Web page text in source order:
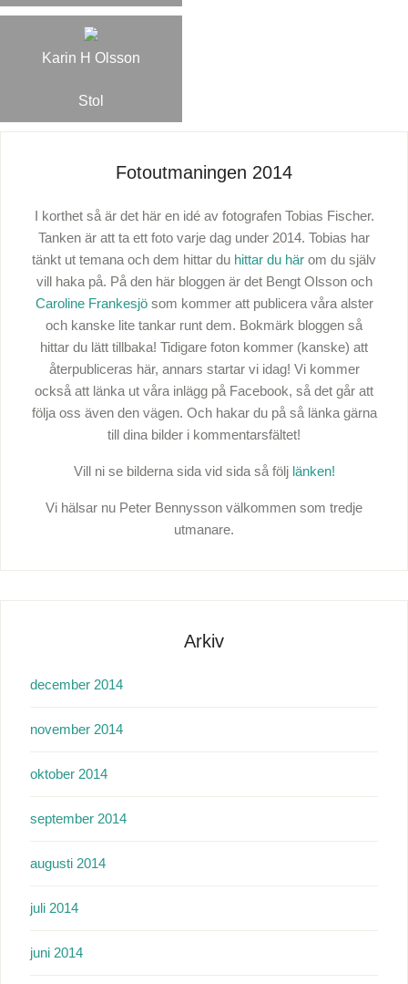
Karin H Olsson
Stol
Fotoutmaningen 2014
I korthet så är det här en idé av fotografen Tobias Fischer.
Tanken är att ta ett foto varje dag under 2014. Tobias har
tänkt ut temana och dem hittar du hittar du här om du själv
vill haka på. På den här bloggen är det Bengt Olsson och
Caroline Frankesjösom kommer att publicera våra alster
och kanske lite tankar runt dem. Bokmärk bloggen så
hittar du lätt tillbaka! Tidigare foton kommer (kanske) att
återpubliceras här, annars startar vi idag! Vi kommer
också att länka ut våra inlägg på Facebook, så det går att
följa oss även den vägen. Och hakar du på så länka gärna
till dina bilder i kommentarsfältet!
Vill ni se bilderna sida vid sida så följ länken!
Vi hälsar nu Peter Bennysson välkommen som tredje
utmanare.
Arkiv
december 2014
november 2014
oktober 2014
september 2014
augusti 2014
juli 2014
juni 2014